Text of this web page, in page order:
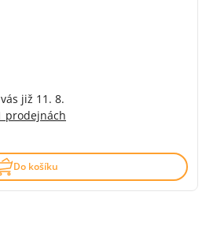
již 11. 8.
prodejnách
Do košíku